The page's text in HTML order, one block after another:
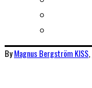
ByMagnus BergströmKISS